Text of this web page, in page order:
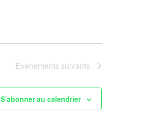
Évènements suivants
S’abonner au calendrier